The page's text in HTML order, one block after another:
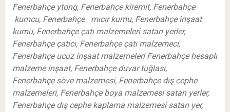
Fenerbahçe ytong, Fenerbahçe kiremit, Fenerbahçe
kumcu, Fenerbahçe mıcır kumu, Fenerbahçe inşaat
kumu, Fenerbahçe çatı malzemeleri satan yerler,
Fenerbahçe çatıcı, Fenerbahçe çatı malzemeci,
Fenerbahçe ucuz inşaat malzemeleri Fenerbahçe hesaplı
malzeme inşaat, Fenerbahçe duvar tuğlası,
Fenerbahçe söve malzemesi, Fenerbahçe dış cephe
malzemeleri, Fenerbahçe boya malzemesi satan yerler,
Fenerbahçe dış cephe kaplama malzemesi satan yer,